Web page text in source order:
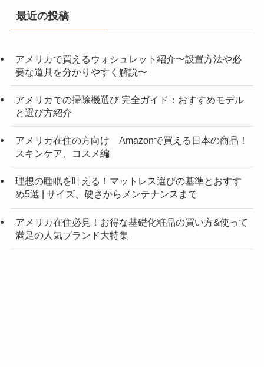
リ
最近の投稿
アメリカで買えるウォシュレット紹介〜設置方法や必
要な道具を分かりやすく解説〜
アメリカでの掃除機選び 完全ガイド：おすすめモデル
と選び方紹介
アメリカ在住の方向け Amazonで買える日本の商品！
スキンケア、コスメ編
理想の睡眠を叶える！マットレス選びの基準とおすす
め5選 | サイズ、硬さからメンテナンスまで
アメリカ在住必見！お得な基礎化粧品の買い方&使って
満足の人気ブランド大特集